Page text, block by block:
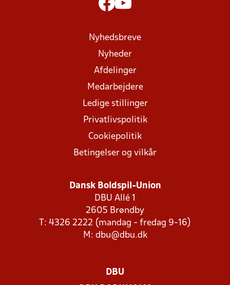
Nyhedsbreve
Nyheder
Afdelinger
Medarbejdere
Ledige stillinger
Privatlivspolitik
Cookiepolitik
Betingelser og vilkår
Dansk Boldspil-Union
DBU Allé 1
2605 Brøndby
T: 4326 2222 (mandag - fredag 9-16)
M: dbu@dbu.dk
DBU